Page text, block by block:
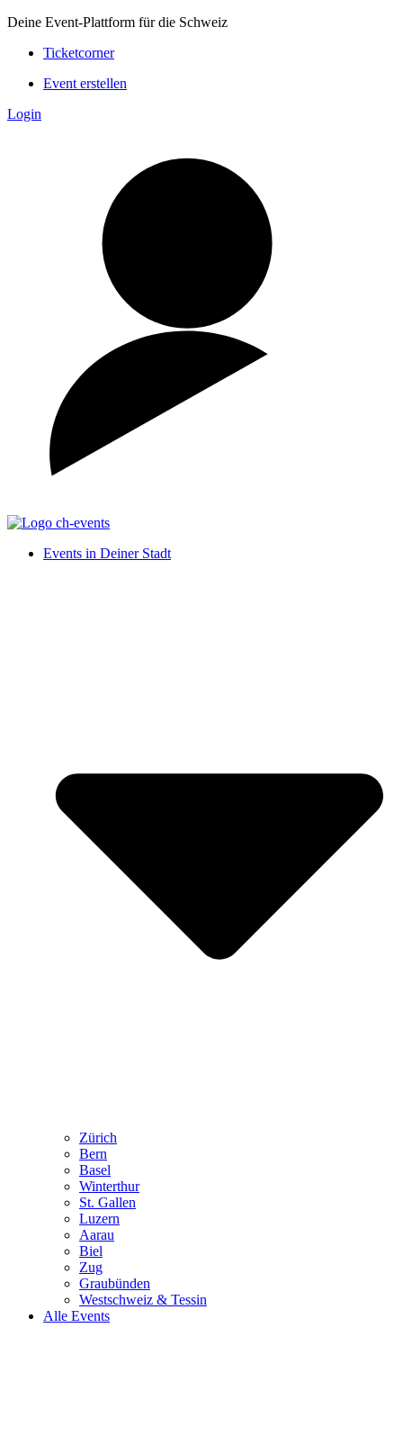
Deine Event-Plattform für die Schweiz
Ticketcorner
Event erstellen
Login
Events in Deiner Stadt
Zürich
Bern
Basel
Winterthur
St. Gallen
Luzern
Aarau
Biel
Zug
Graubünden
Westschweiz & Tessin
Alle Events